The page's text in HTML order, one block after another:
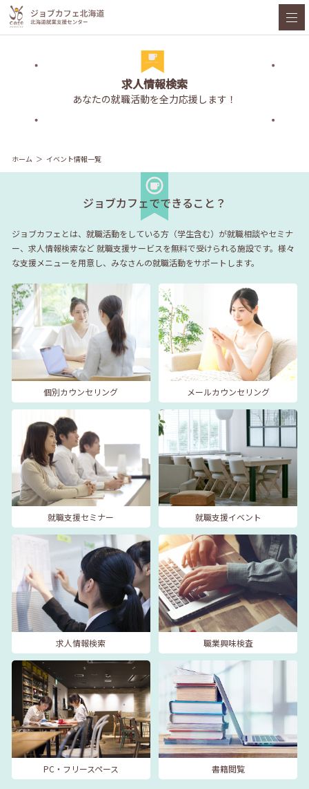
求人情報検索
あなたの就職活動を全力応援します！
ホーム イベント情報一覧
ジョブカフェでできること？
ジョブカフェとは、就職活動をしている方（学生含む）が就職相談やセミナ
ー、求人情報検索など就職支援サービスを無料で受けられる施設です。様々
な支援メニューを用意し、みなさんの就職活動をサポートします。
個別カウンセリング メールカウンセリング
就職支援セミナー 就職支援イベント
求人情報検索 職業興味検査
PC・フリースペース 書籍閲覧